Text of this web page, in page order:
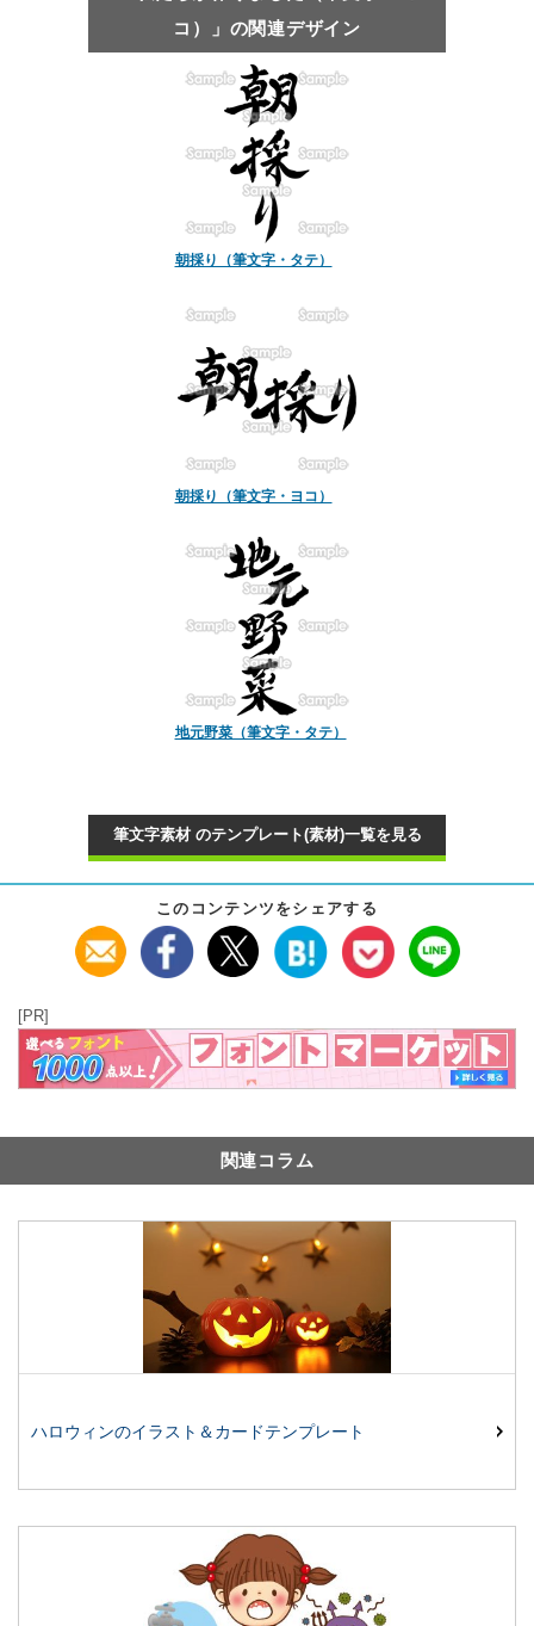
コ）」の関連デザイン
朝採り（筆文字・タテ）
朝採り（筆文字・ヨコ）
地元野菜（筆文字・タテ）
筆文字素材 のテンプレート(素材)一覧を見る
このコンテンツをシェアする
[PR]
関連コラム
ハロウィンのイラスト＆カードテンプレート